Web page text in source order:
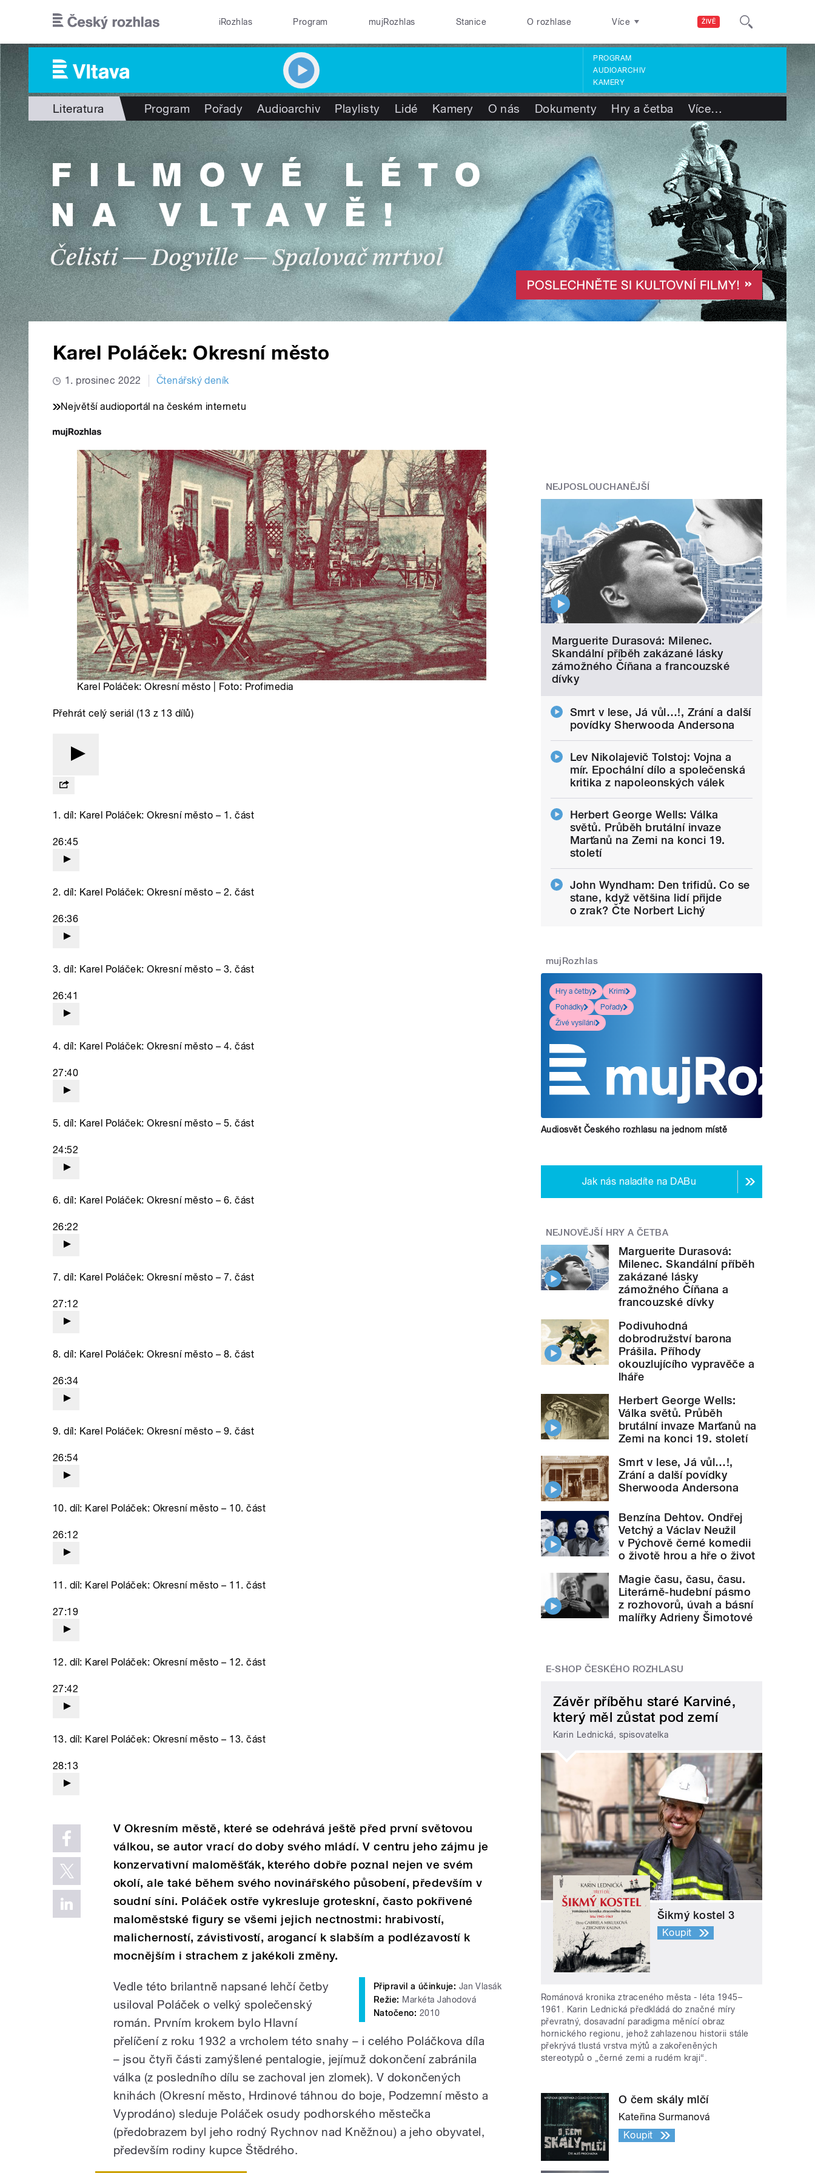
ŽIVĚ
iRozhlas Program mujRozhlas Stanice O rozhlase Více
PROGRAM
AUDIOARCHIV
KAMERY
Literatura Program Pořady Audioarchiv Playlisty Lidé Kamery O nás Dokumenty Hry a četba Více…
Karel Poláček: Okresní město
1. prosinec 2022 Čtenářský deník
Největší audioportál na českém internetu
Karel Poláček: Okresní město | Foto: Profimedia
Přehrát celý seriál (13 z 13 dílů)
1. díl: Karel Poláček: Okresní město – 1. část
26:45
2. díl: Karel Poláček: Okresní město – 2. část
26:36
3. díl: Karel Poláček: Okresní město – 3. část
26:41
4. díl: Karel Poláček: Okresní město – 4. část
27:40
5. díl: Karel Poláček: Okresní město – 5. část
24:52
6. díl: Karel Poláček: Okresní město – 6. část
26:22
7. díl: Karel Poláček: Okresní město – 7. část
27:12
8. díl: Karel Poláček: Okresní město – 8. část
26:34
9. díl: Karel Poláček: Okresní město – 9. část
26:54
10. díl: Karel Poláček: Okresní město – 10. část
26:12
11. díl: Karel Poláček: Okresní město – 11. část
27:19
12. díl: Karel Poláček: Okresní město – 12. část
27:42
13. díl: Karel Poláček: Okresní město – 13. část
28:13
V Okresním městě, které se odehrává ještě před první světovou
válkou, se autor vrací do doby svého mládí. V centru jeho zájmu je
konzervativní maloměšťák, kterého dobře poznal nejen ve svém
okolí, ale také během svého novinářského působení, především v
soudní síni. Poláček ostře vykresluje groteskní, často pokřivené
maloměstské figury se všemi jejich nectnostmi: hrabivostí,
malicherností, závistivostí, arogancí k slabším a podlézavostí k
mocnějším i strachem z jakékoli změny.
Připravil a účinkuje: Jan Vlasák
Režie: Markéta Jahodová
Natočeno: 2010
Vedle této brilantně napsané lehčí četby
usiloval Poláček o velký společenský
román. Prvním krokem bylo Hlavní
přelíčení z roku 1932 a vrcholem této snahy – i celého Poláčkova díla
– jsou čtyři části zamýšlené pentalogie, jejímuž dokončení zabránila
válka (z posledního dílu se zachoval jen zlomek). V dokončených
knihách (Okresní město, Hrdinové táhnou do boje, Podzemní město a
Vyprodáno) sleduje Poláček osudy podhorského městečka
(předobrazem byl jeho rodný Rychnov nad Kněžnou) a jeho obyvatel,
především rodiny kupce Štědrého.
NEJPOSLOUCHANĚJŠÍ
Marguerite Durasová: Milenec.
Skandální příběh zakázané lásky
zámožného Číňana a francouzské
dívky
Smrt v lese, Já vůl…!, Zrání a další
povídky Sherwooda Andersona
Lev Nikolajevič Tolstoj: Vojna a
mír. Epochální dílo a společenská
kritika z napoleonských válek
Herbert George Wells: Válka
světů. Průběh brutální invaze
Marťanů na Zemi na konci 19.
století
John Wyndham: Den trifidů. Co se
stane, když většina lidí přijde
o zrak? Čte Norbert Lichý
mujRozhlas
Hry a četby
Krimi
Pohádky
Pořady
Živé vysílání
Audiosvět Českého rozhlasu na jednom místě
Jak nás naladíte na DABu
NEJNOVĚJŠÍ HRY A ČETBA
Marguerite Durasová:
Milenec. Skandální příběh
zakázané lásky
zámožného Číňana a
francouzské dívky
Podivuhodná
dobrodružství barona
Prášila. Příhody
okouzlujícího vypravěče a
lháře
Herbert George Wells:
Válka světů. Průběh
brutální invaze Marťanů na
Zemi na konci 19. století
Smrt v lese, Já vůl…!,
Zrání a další povídky
Sherwooda Andersona
Benzína Dehtov. Ondřej
Vetchý a Václav Neužil
v Pýchově černé komedii
o životě hrou a hře o život
Magie času, času, času.
Literárně-hudební pásmo
z rozhovorů, úvah a básní
malířky Adrieny Šimotové
E-SHOP ČESKÉHO ROZHLASU
Závěr příběhu staré Karviné,
který měl zůstat pod zemí
Karin Lednická, spisovatelka
Šikmý kostel 3
Koupit
Románová kronika ztraceného města - léta 1945–
1961. Karin Lednická předkládá do značné míry
převratný, dosavadní paradigma měnící obraz
hornického regionu, jehož zahlazenou historii stále
překrývá tlustá vrstva mýtů a zakořeněných
stereotypů o „černé zemi a rudém kraji“.
O čem skály mlčí
Kateřina Surmanová
Koupit